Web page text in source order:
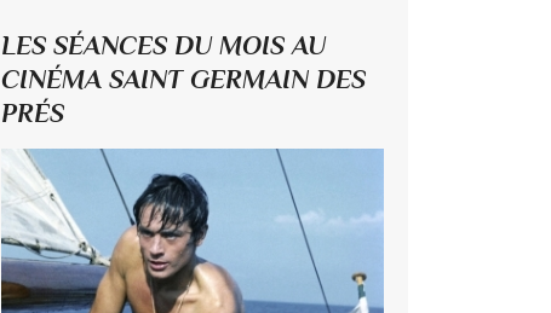
LES SÉANCES DU MOIS AU
CINÉMA SAINT GERMAIN DES
PRÉS